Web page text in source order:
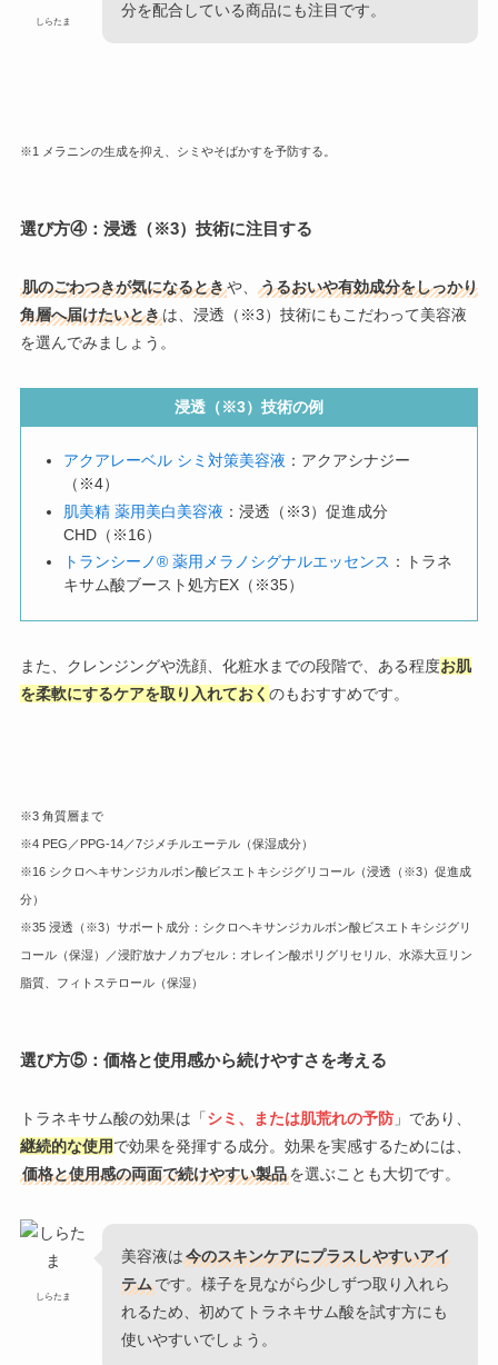
しらたま
分を配合している商品にも注目です。
※1 メラニンの生成を抑え、シミやそばかすを予防する。
選び方④：浸透（※3）技術に注目する
肌のごわつきが気になるときや、
うるおいや有効成分をしっかり
角層へ届けたいときは、浸透（※3）技術にもこだわって美容液
を選んでみましょう。
浸透（※3）技術の例
アクアレーベル シミ対策美容液 ：アクアシナジー
（※4）
肌美精 薬用美白美容液 ：浸透（※3）促進成分
CHD（※16）
トランシーノ® 薬用メラノシグナルエッセンス ：トラネ
キサム酸ブースト処方EX（※35）
また、クレンジングや洗顔、化粧水までの段階で、ある程度お肌
を柔軟にするケアを取り入れておく のもおすすめです。
※3 角質層まで
※4 PEG／PPG-14／7ジメチルエーテル（保湿成分）
※16 シクロヘキサンジカルボン酸ビスエトキシジグリコール（浸透（※3）促進成
分）
※35 浸透（※3）サポート成分：シクロヘキサンジカルボン酸ビスエトキシジグリ
コール（保湿）／浸貯放ナノカプセル：オレイン酸ポリグリセリル、水添大豆リン
脂質、フィトステロール（保湿）
選び方⑤： 価格と使用感から続けやすさを考える
トラネキサム酸の効果は「シミ、または肌荒れの予防」であり、
継続的な使用で効果を発揮する成分。効果を実感するためには、
価格と使用感の両面で続けやすい製品を選ぶことも大切です。
しらたま
美容液は今のスキンケアにプラスしやすいアイ
テムです。様子を見ながら少しずつ取り入れら
れるため、初めてトラネキサム酸を試す方にも
使いやすいでしょう。